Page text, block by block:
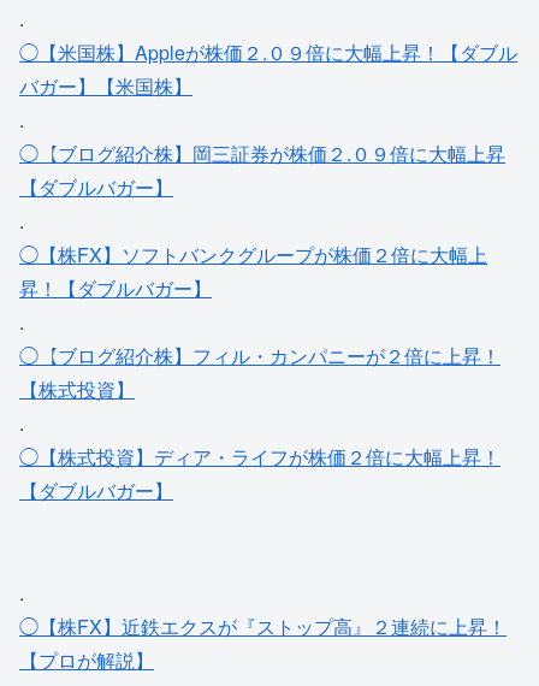
.
◯【米国株】Appleが株価２.０９倍に大幅上昇！【ダブル
バガー】【米国株】
.
◯【ブログ紹介株】岡三証券が株価２.０９倍に大幅上昇
【ダブルバガー】
.
◯【株FX】ソフトバンクグループが株価２倍に大幅上
昇！【ダブルバガー】
.
◯【ブログ紹介株】フィル・カンパニーが２倍に上昇！
【株式投資】
.
◯【株式投資】ディア・ライフが株価２倍に大幅上昇！
【ダブルバガー】
.
◯【株FX】近鉄エクスが『ストップ高』２連続に上昇！
【プロが解説】